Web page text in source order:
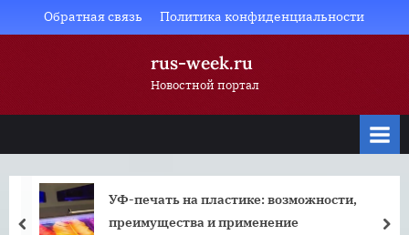
to
Обратная связь Политика конфиденциальности
rus-week.ru
Новостной портал
УФ-печать на пластике: возможности,
преимущества и применение
prev